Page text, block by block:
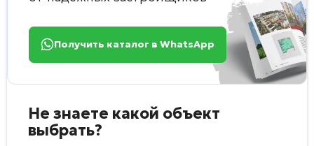
Получить каталог в WhatsApp
Не знаете какой объект
выбрать?